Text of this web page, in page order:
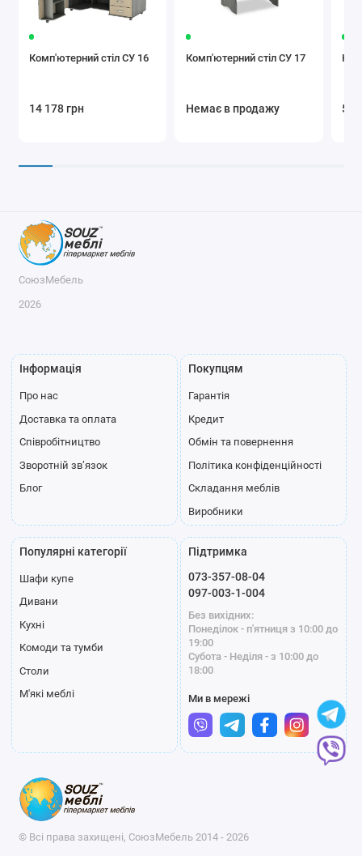
Комп'ютерний стіл СУ 16
14 178 грн
Комп'ютерний стіл СУ 17
Немає в продажу 5
СоюзМебель
2026
Інформація
Про нас
Доставка та оплата
Співробітництво
Зворотній зв’язок
Блог
Покупцям
Гарантія
Кредит
Обмін та повернення
Політика конфіденційності
Складання меблів
Виробники
Популярні категорії
Шафи купе
Дивани
Кухні
Комоди та тумби
Столи
М'які меблі
Підтримка
073-357-08-04
097-003-1-004
Без вихідних:
Понеділок - п'ятниця з 10:00 до
19:00
Субота - Неділя - з 10:00 до
18:00
Ми в мережі
© Всі права захищені, СоюзМебель 2014 - 2026